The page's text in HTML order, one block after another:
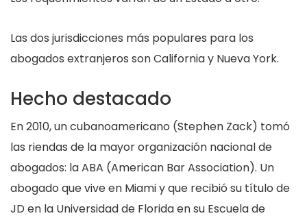
Las dos jurisdicciones más populares para los
abogados extranjeros son California y Nueva York.
Hecho destacado
En 2010, un cubanoamericano (Stephen Zack) tomó
las riendas de la mayor organización nacional de
abogados: la ABA (American Bar Association). Un
abogado que vive en Miami y que recibió su título de
JD en la Universidad de Florida en su Escuela de